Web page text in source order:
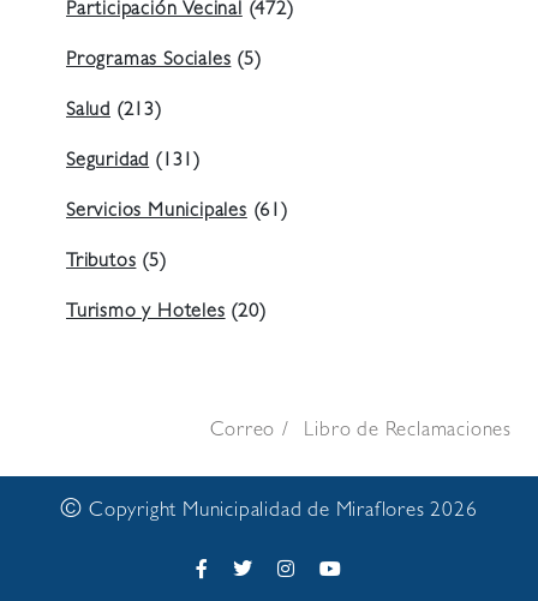
Participación Vecinal(472)
Programas Sociales(5)
Salud (213)
Seguridad(131)
Servicios Municipales(61)
Tributos(5)
Turismo y Hoteles(20)
Correo Libro de Reclamaciones
© Copyright Municipalidad de Miraflores 2026